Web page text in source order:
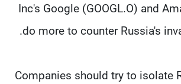
Inc's Google (GOOGL.O) and
do more to counter Russia's
"Companies should try to isolate